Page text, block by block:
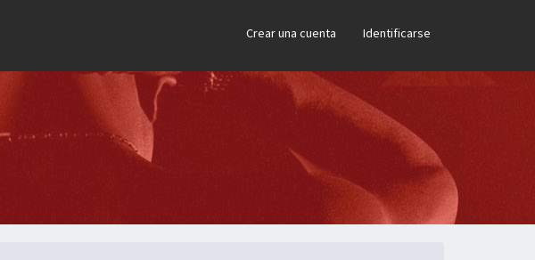
Crear una cuenta Identificarse